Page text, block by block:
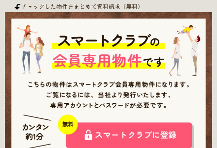
チェックした物件をまとめて資料請求（無料）